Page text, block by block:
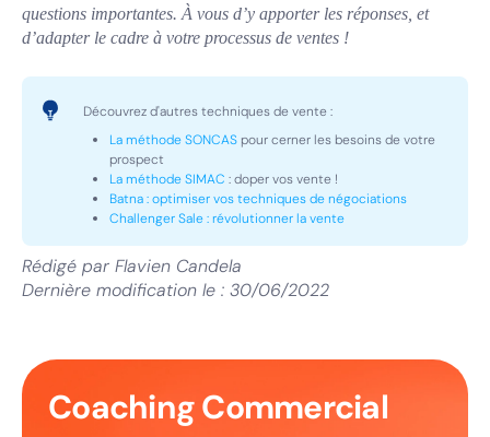
questions importantes. À vous d’y apporter les réponses, et
d’adapter le cadre à votre processus de ventes !
Découvrez d'autres techniques de vente :
La méthode SONCAS pour cerner les besoins de votre
prospect
La méthode SIMAC : doper vos vente !
Batna : optimiser vos techniques de négociations
Challenger Sale : révolutionner la vente
Rédigé par Flavien Candela
Dernière modification le : 30/06/2022
Coaching Commercial